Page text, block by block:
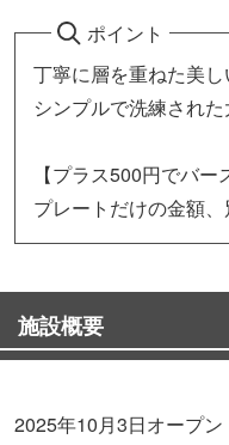
ポイント
丁寧に層を重ねた美
シンプルで洗練され
【プラス500円でバー
プレートだけの金額
施設概要
2025年10月3日オープン